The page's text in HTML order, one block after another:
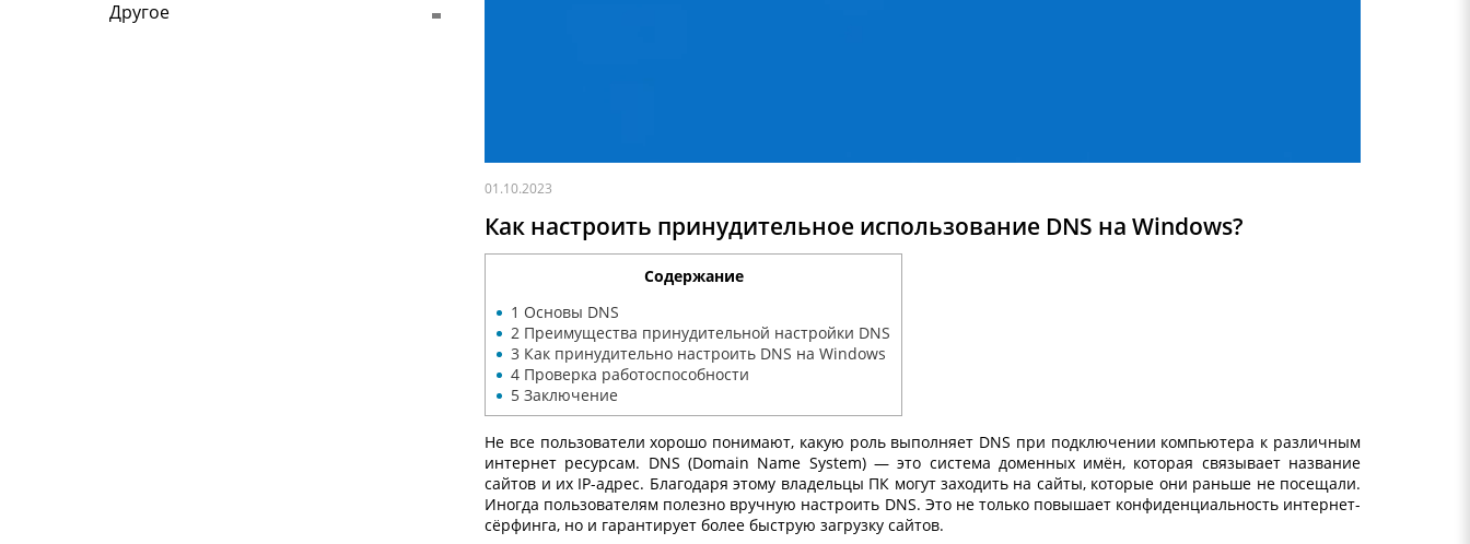
Другое
01.10.2023
Как настроить принудительное использование DNS на Windows?
Содержание
1 Основы DNS
2 Преимущества принудительной настройки DNS
3 Как принудительно настроить DNS на Windows
4 Проверка работоспособности
5 Заключение
Не все пользователи хорошо понимают, какую роль выполняет DNS при подключении компьютера к различным
интернет ресурсам. DNS (Domain Name System)— это система доменных имён, которая связывает название
сайтов и их IP-адрес. Благодаря этому владельцы ПК могут заходить на сайты, которые они раньше не посещали.
Иногда пользователям полезно вручную настроить DNS. Это не только повышает конфиденциальность интернет-
сёрфинга, но и гарантирует более быструю загрузку сайтов.